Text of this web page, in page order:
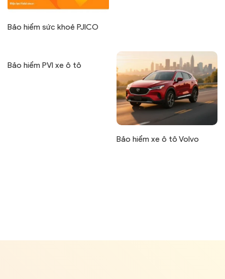
Bảo hiểm sức khoẻ PJICO
Bảo hiểm PVI xe ô tô
Bảo hiểm xe ô tô Volvo